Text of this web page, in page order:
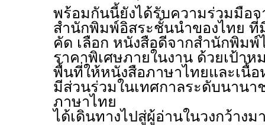
พร้อมกันนี้ยังได้รับความร่วมมือ
สำนักพิมพ์อิสระชั้นนำของไทย
คัด เลือก หนังสือดีจากสำนักพิม
ราคาพิเศษภายในงาน ด้วยเป้าห
พื้นที่ให้หนังสือภาษาไทยและเนื้อ
มีส่วนร่วมในเทศกาลระดับนานา
ภาษาไทย
ได้เดินทางไปสู่ผู้อ่านในวงกว้างม